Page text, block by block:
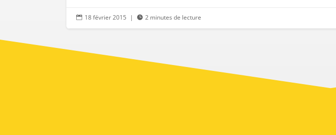
 18 février 2015 |  2 minutes de lecture